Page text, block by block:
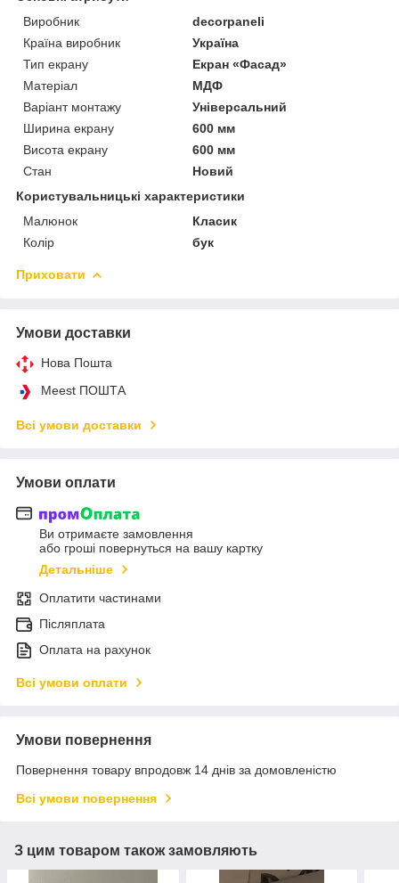
Виробник
decorpaneli
Країна виробник
Україна
Тип екрану
Екран «Фасад»
Матеріал
МДФ
Варіант монтажу
Універсальний
Ширина екрану
600 мм
Висота екрану
600 мм
Стан
Новий
Користувальницькі характеристики
Малюнок
Класик
Колір
бук
Приховати
Умови доставки
Нова Пошта
Meest ПОШТА
Всі умови доставки
Умови оплати
Ви отримаєте замовлення
або гроші повернуться на вашу картку
Детальніше
Оплатити частинами
Післяплата
Оплата на рахунок
Всі умови оплати
Умови повернення
Повернення товару впродовж 14 днів за домовленістю
Всі умови повернення
З цим товаром також замовляють